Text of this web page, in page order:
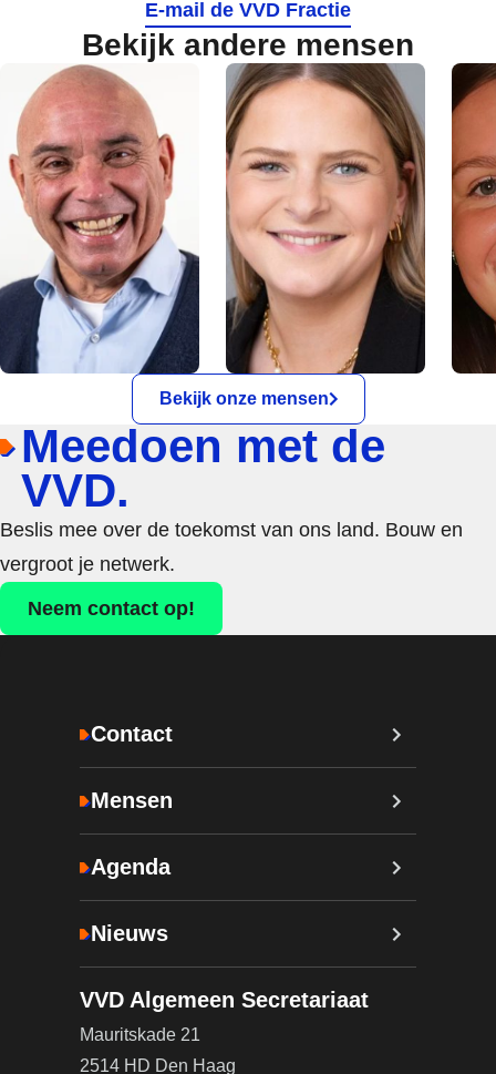
E-mail de VVD Fractie
Bekijk andere mensen
Bekijk onze mensen
Meedoen met de
VVD.
Beslis mee over de toekomst van ons land. Bouw en
vergroot je netwerk.
Neem contact op!
Contact
Mensen
Agenda
Nieuws
VVD Algemeen Secretariaat
Mauritskade 21
2514 HD Den Haag